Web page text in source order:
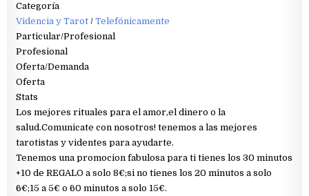
Categoría
Videncia y Tarot /Telefónicamente
Particular/Profesional
Profesional
Oferta/Demanda
Oferta
Stats
Los mejores rituales para el amor,el dinero o la
salud.Comunicate con nosotros! tenemos a las mejores
tarotistas y videntes para ayudarte.
Tenemos una promocion fabulosa para ti tienes los 30 minutos
+10 de REGALO a solo 8€;si no tienes los 20 minutos a solo
6€;15 a 5€ o 60 minutos a solo 15€.